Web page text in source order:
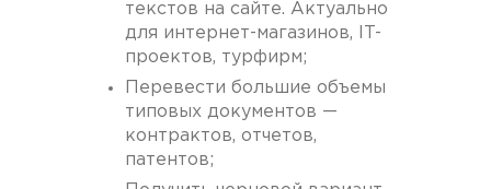
текстов на сайте. Актуально
для интернет-магазинов, IT-
проектов, турфирм;
Перевести большие объемы
типовых документов —
контрактов, отчетов,
патентов;